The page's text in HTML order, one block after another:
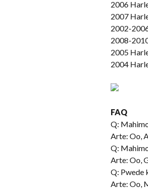
2006
2007
2002-
2008-
2005
2004
FAQ
Q:
Arte: Oo,
Q:
Arte: Oo,
Q: Pwede
Arte: Oo,